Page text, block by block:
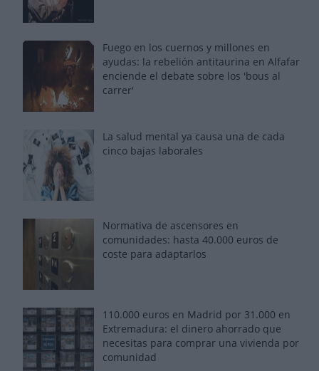
Fuego en los cuernos y millones en
ayudas: la rebelión antitaurina en Alfafar
enciende el debate sobre los 'bous al
carrer'
La salud mental ya causa una de cada
cinco bajas laborales
Normativa de ascensores en
comunidades: hasta 40.000 euros de
coste para adaptarlos
110.000 euros en Madrid por 31.000 en
Extremadura: el dinero ahorrado que
necesitas para comprar una vivienda por
comunidad